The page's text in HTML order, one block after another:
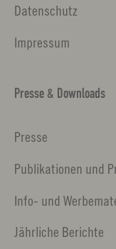
Datenschutz
Impressum
Presse & Downloads
Presse
Publikationen und
Info- und
Jährliche Berichte